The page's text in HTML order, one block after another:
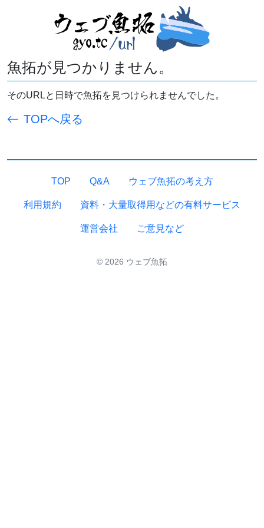
魚拓が見つかりません。
そのURLと日時で魚拓を見つけられませんでした。
TOPへ戻る
TOP Q&A ウェブ魚拓の考え方
利用規約 資料・大量取得用などの有料サービス
運営会社 ご意見など
© 2026 ウェブ魚拓